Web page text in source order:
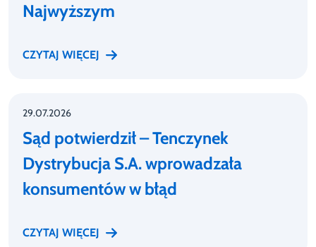
Najwyższym
CZYTAJ WIĘCEJ
29.07.2026
Sąd potwierdził – Tenczynek
Dystrybucja S.A. wprowadzała
konsumentów w błąd
CZYTAJ WIĘCEJ